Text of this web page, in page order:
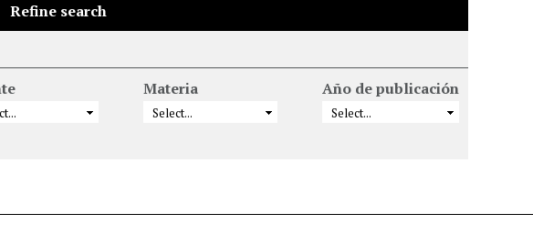
Refine search
Materia Año de publicación